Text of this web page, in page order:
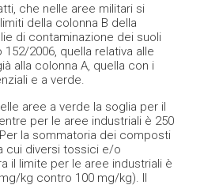
che nelle aree militari si
della colonna B della
di contaminazione dei suoli
2006, quella relativa alle
alla colonna A, quella con i
e a verde.
aree a verde la soglia per il
per le aree industriali è 250
la sommatoria dei composti
cui diversi tossici e/o
il limite per le aree industriali è
kg contro 100 mg/kg). Il